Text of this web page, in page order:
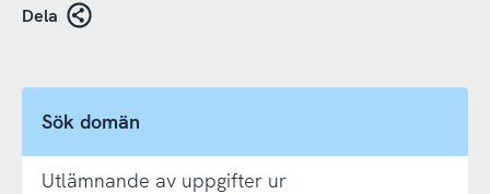
Dela
Sök domän
Utlämnande av uppgifter ur